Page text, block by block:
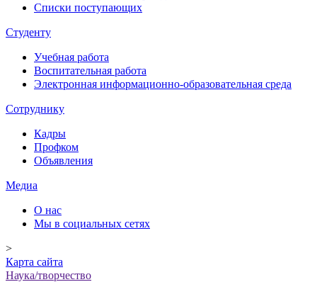
Списки поступающих
Студенту
Учебная работа
Воспитательная работа
Электронная информационно-образовательная среда
Сотруднику
Кадры
Профком
Объявления
Медиа
О нас
Мы в социальных сетях
>
Карта сайта
Наука/творчество